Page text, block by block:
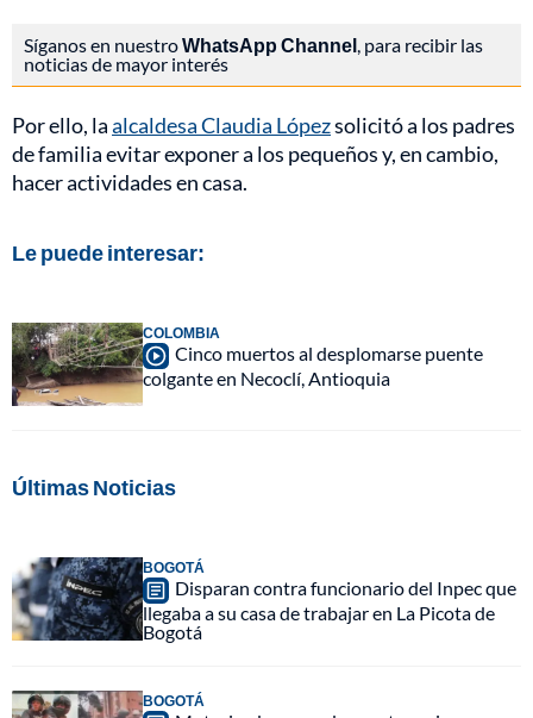
Síganos en nuestroWhatsApp Channel , para recibir las
noticias de mayor interés
Por ello, laalcaldesa Claudia Lópezsolicitó a los padres
de familia evitar exponer a los pequeños y, en cambio,
hacer actividades en casa.
Le puede interesar:
COLOMBIA
Cinco muertos al desplomarse puente
colgante en Necoclí, Antioquia
Últimas Noticias
BOGOTÁ
Disparan contra funcionario del Inpec que
llegaba a su casa de trabajar en La Picota de
Bogotá
BOGOTÁ